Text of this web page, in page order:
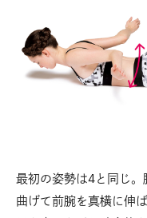
最初の姿勢は4と同じ
曲げて前腕を真横に伸